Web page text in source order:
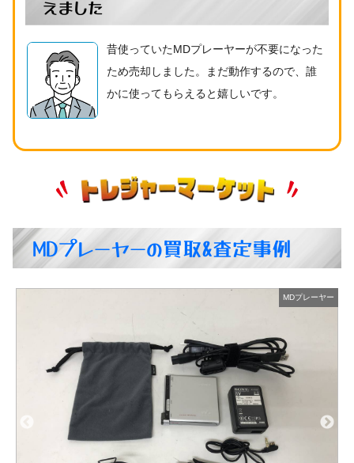
えました
昔使っていたMDプレーヤーが不要になった
ため売却しました。まだ動作するので、誰
かに使ってもらえると嬉しいです。
MDプレーヤーの買取&査定事例
MDプレーヤー